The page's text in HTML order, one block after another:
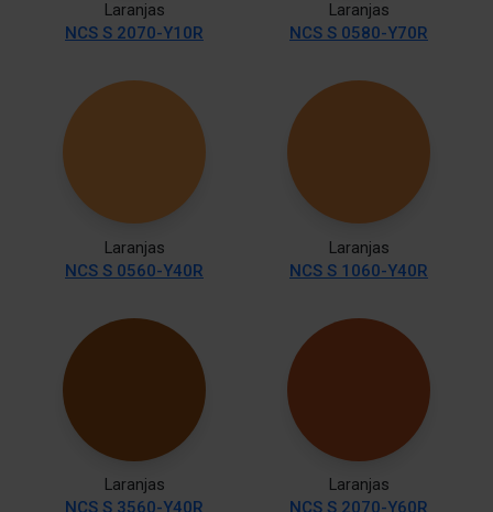
Laranjas
NCS S 2070-Y10R
Laranjas
NCS S 0580-Y70R
Laranjas
NCS S 0560-Y40R
Laranjas
NCS S 1060-Y40R
Laranjas
NCS S 3560-Y40R
Laranjas
NCS S 2070-Y60R